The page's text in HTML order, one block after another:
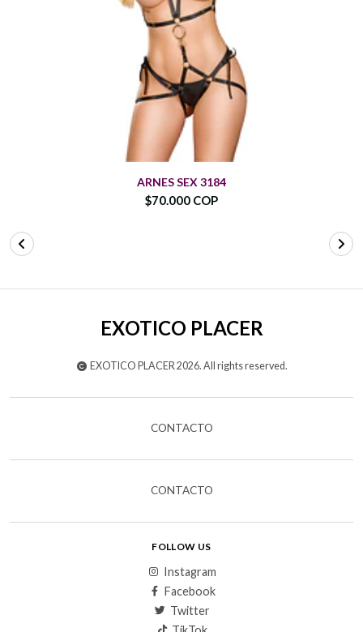
ARNES SEX 3184
$70.000 COP
EXOTICO PLACER
EXOTICO PLACER 2026. All rights reserved.
CONTACTO
CONTACTO
FOLLOW US
Instagram
Facebook
Twitter